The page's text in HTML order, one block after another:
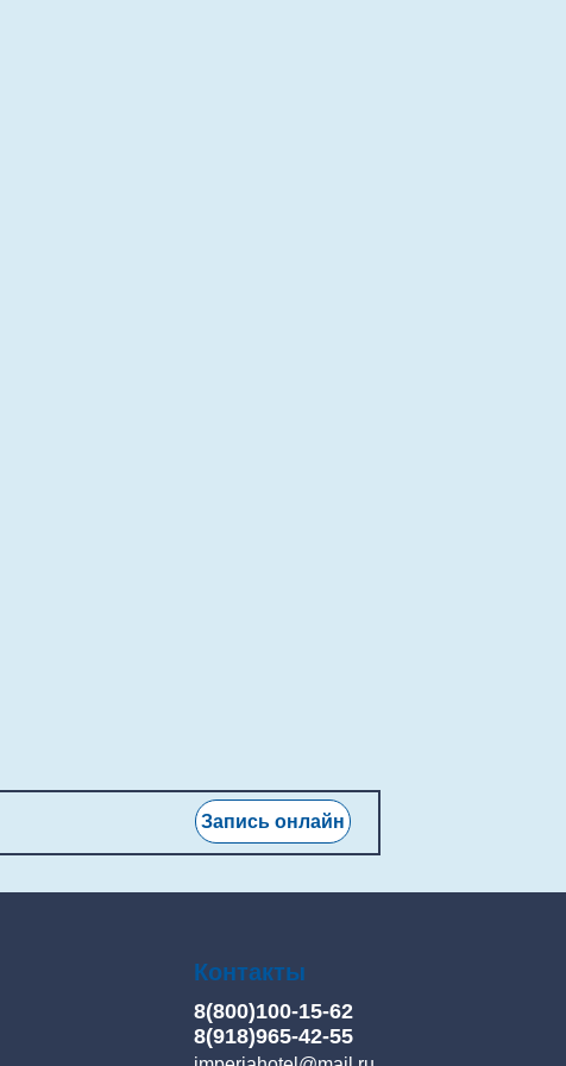
Запись онлайн
Контакты
8(800)100-15-62
8(918)965-42-55